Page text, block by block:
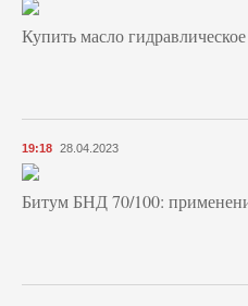
Купить масло
19:18 28.04.2023
Битум БНД 70/100: